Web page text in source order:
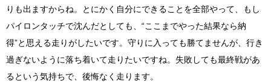
りも出ますからね。とにかく自分にできることを全部やって、もし
パイロンタッチで沈んだとしても、“ここまでやった結果なら納
得”と思える走りがしたいです。守りに入っても勝てませんが、行き
過ぎないように落ち着いて走りたいですね。失敗しても最終戦があ
るという気持ちで、後悔なく走ります。